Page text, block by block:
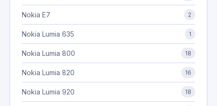
Nokia E7 2
Nokia Lumia 635 1
Nokia Lumia 800 18
Nokia Lumia 820 16
Nokia Lumia 920 18